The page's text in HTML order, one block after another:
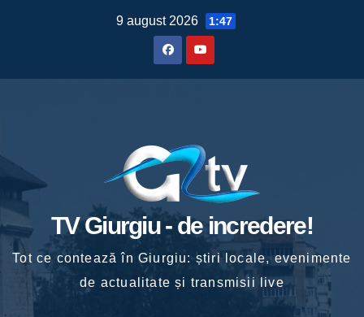
9 august 2026 1:47
TV Giurgiu - de incredere!
Tot ce contează în Giurgiu: știri locale, evenimente
de actualitate și transmisii live